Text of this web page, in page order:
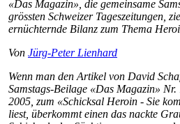
«Das Magazin», die gemeinsame
grössten Schweizer Tageszeitungen,
ernüchternde Bilanz zum Thema
Von Jürg-Peter Lienhard
Wenn man den Artikel von David
Samstags-Beilage «Das Magazin»
2005, zum «Schicksal Heroin - Sie
liest, überkommt einen das nackte